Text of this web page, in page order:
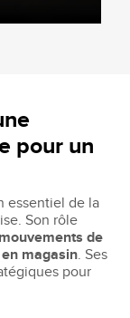
pour un
essentiel de la
Son rôle
de
magasin. Ses
pour